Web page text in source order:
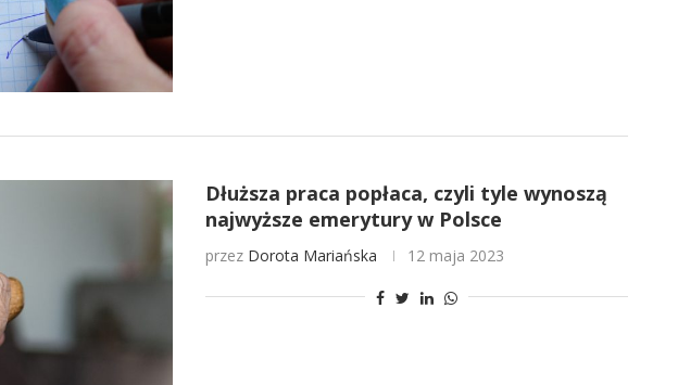
Dłuższa praca popłaca, czyli tyle wynoszą
najwyższe emerytury w Polsce
przez Dorota Mariańska 12 maja 2023